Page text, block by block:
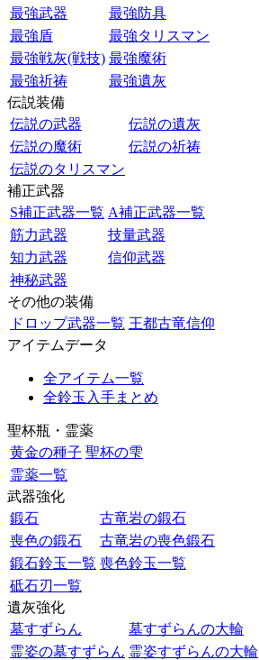
最強武器
最強防具
最強盾
最強タリスマン
最強戦灰(戦技) 最強魔術
最強祈祷
最強遺灰
伝説装備
伝説の武器
伝説の遺灰
伝説の魔術
伝説の祈祷
伝説のタリスマン
補正武器
S補正武器一覧 A補正武器一覧
筋力武器
技量武器
知力武器
信仰武器
神秘武器
その他の装備
ドロップ武器一覧 王都古竜信仰
アイテムデータ
全アイテム一覧
全鈴玉入手まとめ
聖杯瓶・霊薬
黄金の種子 聖杯の雫
霊薬一覧
武器強化
鍛石
古竜岩の鍛石
喪色の鍛石
古竜岩の喪色鍛石
鍛石鈴玉一覧 喪色鈴玉一覧
砥石刃一覧
遺灰強化
墓すずらん
墓すずらんの大輪
霊姿の墓すずらん 霊姿すずらんの大輪